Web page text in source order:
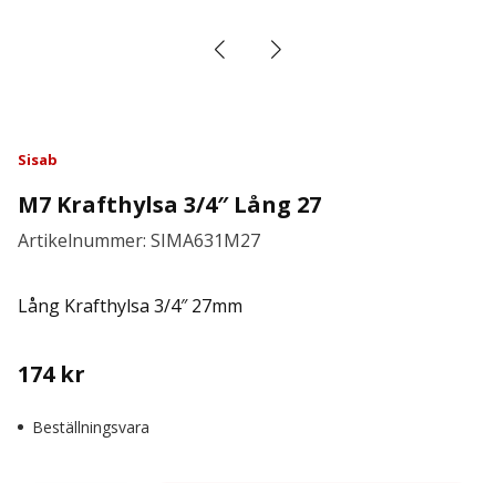
Sisab
M7 Krafthylsa 3/4″ Lång 27
Artikelnummer: SIMA631M27
Lång Krafthylsa 3/4″ 27mm
174 kr
Beställningsvara